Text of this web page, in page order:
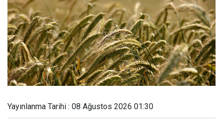
Yayınlanma Tarihi : 08 Ağustos 2026 01:30